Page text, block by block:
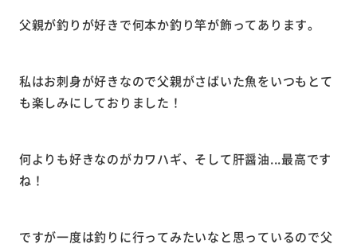
父親が釣りが好きで何本か釣り竿が飾ってあります。
私はお刺身が好きなので父親がさばいた魚をいつもとて
も楽しみにしておりました！
何よりも好きなのがカワハギ、そして肝醤油...最高です
ね！
ですが一度は釣りに行ってみたいなと思っているので父